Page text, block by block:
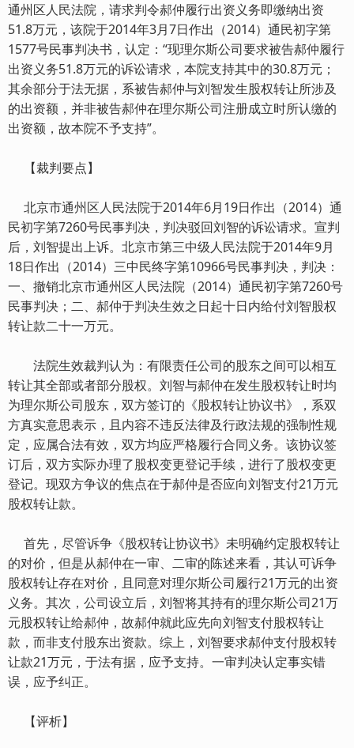
通州区人民法院，请求判令郝仲履行出资义务即缴纳出资
51.8万元，该院于2014年3月7日作出（2014）通民初字第
1577号民事判决书，认定：“现理尔斯公司要求被告郝仲履行
出资义务51.8万元的诉讼请求，本院支持其中的30.8万元；
其余部分于法无据，系被告郝仲与刘智发生股权转让所涉及
的出资额，并非被告郝仲在理尔斯公司注册成立时所认缴的
出资额，故本院不予支持”。
【裁判要点】
北京市通州区人民法院于2014年6月19日作出（2014）通
民初字第7260号民事判决，判决驳回刘智的诉讼请求。宣判
后，刘智提出上诉。北京市第三中级人民法院于2014年9月
18日作出（2014）三中民终字第10966号民事判决，判决：
一、撤销北京市通州区人民法院（2014）通民初字第7260号
民事判决；二、郝仲于判决生效之日起十日内给付刘智股权
转让款二十一万元。
法院生效裁判认为：有限责任公司的股东之间可以相互
转让其全部或者部分股权。刘智与郝仲在发生股权转让时均
为理尔斯公司股东，双方签订的《股权转让协议书》，系双
方真实意思表示，且内容不违反法律及行政法规的强制性规
定，应属合法有效，双方均应严格履行合同义务。该协议签
订后，双方实际办理了股权变更登记手续，进行了股权变更
登记。现双方争议的焦点在于郝仲是否应向刘智支付21万元
股权转让款。
首先，尽管诉争《股权转让协议书》未明确约定股权转让
的对价，但是从郝仲在一审、二审的陈述来看，其认可诉争
股权转让存在对价，且同意对理尔斯公司履行21万元的出资
义务。其次，公司设立后，刘智将其持有的理尔斯公司21万
元股权转让给郝仲，故郝仲就此应先向刘智支付股权转让
款，而非支付股东出资款。综上，刘智要求郝仲支付股权转
让款21万元，于法有据，应予支持。一审判决认定事实错
误，应予纠正。
【评析】